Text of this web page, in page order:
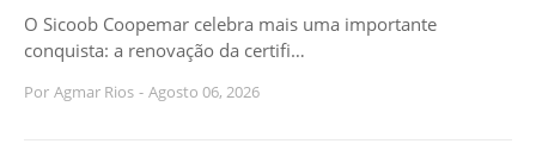
O Sicoob Coopemar celebra mais uma importante
conquista: a renovação da certifi…
Por Agmar Rios - Agosto 06, 2026